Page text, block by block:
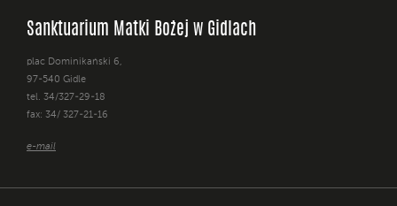
Sanktuarium Matki Bożej w Gidlach
plac Dominikański 6,
97-540 Gidle
tel. 34/327-29-18
fax: 34/ 327-21-16
e-mail